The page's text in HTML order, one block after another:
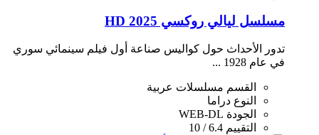
مسلسل ليالي روكسي 2025 HD
تدور الأحداث حول كواليس صناعة أول فيلم سينمائي سوري
في عام 1928 ...
القسم مسلسلات عربية
النوع دراما
الجودة WEB-DL
التقييم 6.4 / 10